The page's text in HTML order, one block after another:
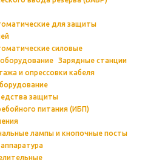
для защиты
силовые
Зарядные станции
и опрессовки кабеля
защиты
питания (ИБП)
лампы и кнопочные посты